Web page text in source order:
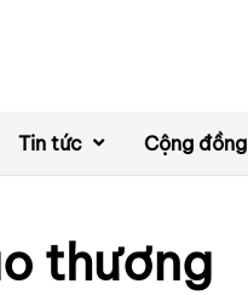
Tin tức Cộng đồng
thương